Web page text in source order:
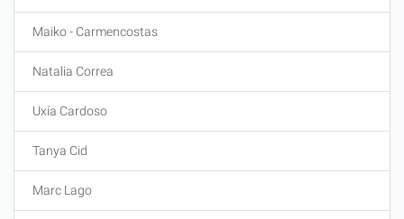
Maiko - Carmencostas
Natalia Correa
Uxía Cardoso
Tanya Cid
Marc Lago